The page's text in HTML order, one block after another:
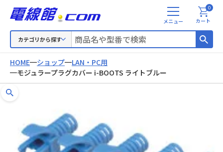
カテゴリから探す
メ
ニ
カート
0
HOME ショップ
LAN・PC用
モジュラープラグカバー i-BOOTS ライトブルー